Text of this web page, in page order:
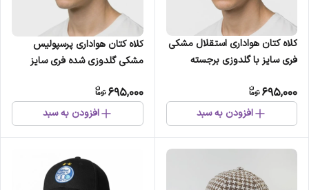
کلاه کتان هواداری استقلال مشکی
فری سایز با گلدوزی برجسته
695,000
افزودن به سبد
کلاه کتان هواداری پرسپولیس
مشکی گلدوزی شده فری سایز
695,000
افزودن به سبد